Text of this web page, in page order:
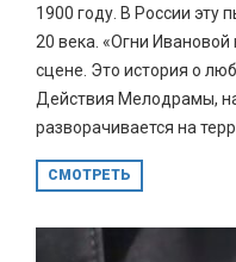
1900 году. В России эту
20 века. «Огни
сцене. Это история о
Действия Мелодрамы,
разворачивается на
СМОТРЕТЬ